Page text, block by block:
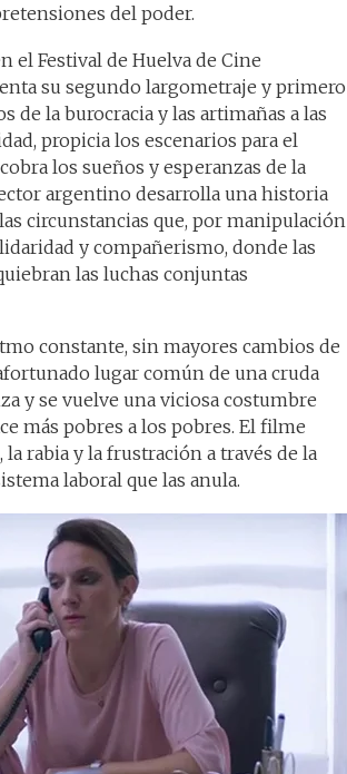
del poder.
el Festival de Huelva de Cine
su segundo largometraje y primero
de la burocracia y las artimañas a las
propicia los escenarios para el
los sueños y esperanzas de la
argentino desarrolla una historia
circunstancias que, por manipulación
y compañerismo, donde las
las luchas conjuntas
constante, sin mayores cambios de
lugar común de una cruda
y se vuelve una viciosa costumbre
más pobres a los pobres. El filme
rabia y la frustración a través de la
laboral que las anula.